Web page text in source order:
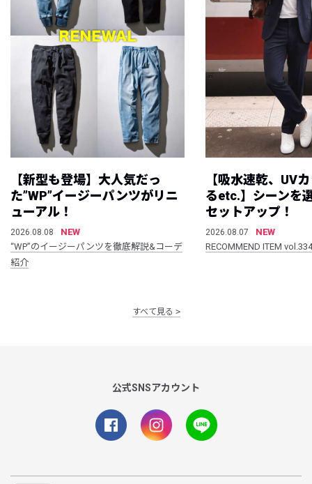
【新型も登場】大人気だっ
た”WP”イージーパンツがリニ
ューアル！
2026.08.08
NEW
“WP”のイージーパンツを徹底解説&コーデ
紹介
【吸水速乾、UV
るetc.】シーンを
セットアップ！
2026.08.07
NEW
RECOMMEND ITEM vol.334
すべて見る
公式SNSアカウント